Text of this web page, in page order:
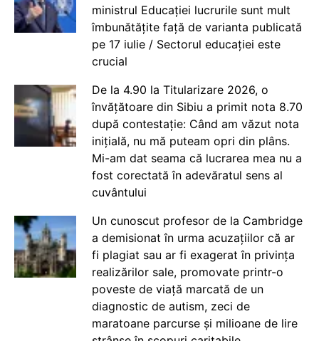
ministrul Educației lucrurile sunt mult
îmbunătățite față de varianta publicată
pe 17 iulie / Sectorul educației este
crucial
De la 4.90 la Titularizare 2026, o
învățătoare din Sibiu a primit nota 8.70
după contestație: Când am văzut nota
inițială, nu mă puteam opri din plâns.
Mi-am dat seama că lucrarea mea nu a
fost corectată în adevăratul sens al
cuvântului
Un cunoscut profesor de la Cambridge
a demisionat în urma acuzațiilor că ar
fi plagiat sau ar fi exagerat în privința
realizărilor sale, promovate printr-o
poveste de viață marcată de un
diagnostic de autism, zeci de
maratoane parcurse și milioane de lire